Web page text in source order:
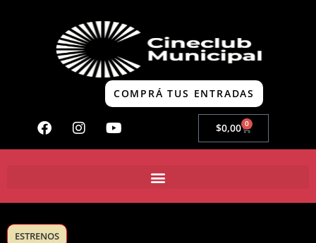
COMPRÁ TUS ENTRADAS
$0,00 0
ESTRENOS